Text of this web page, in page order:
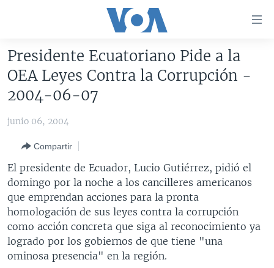
accesibilidad
contenido
Salte
principal
Salte
búsqueda
AMÉRICA DEL NORTE
ELECCIONES EEUU 2024
VOA VERIFICA INMIGRACIÓN
VOA VERIFICA AMÉRICA LATINA
ARGENTINA
BOLIVIA
COLOMBIA
CHILE
PERÚ
ECUADOR
CHINA EN AMÉRICA LATINA
CENTROAMÉRICA
COSTA RICA
EL SALVADOR
GUATEMALA
HONDURAS
OTRAS SECCIONES
INMIGRACIÓN
LIBERTAD DE PRENSA
MUNDO
ESPECIALES DE LA VOA
LIBERTAD DE PRENSA
UCRANIA
Presidente Ecuatoriano Pide a la
OEA Leyes Contra la Corrupción -
2004-06-07
junio 06, 2004
Compartir
El presidente de Ecuador, Lucio Gutiérrez, pidió el
domingo por la noche a los cancilleres americanos
que emprendan acciones para la pronta
homologación de sus leyes contra la corrupción
como acción concreta que siga al reconocimiento ya
logrado por los gobiernos de que tiene "una
ominosa presencia" en la región.